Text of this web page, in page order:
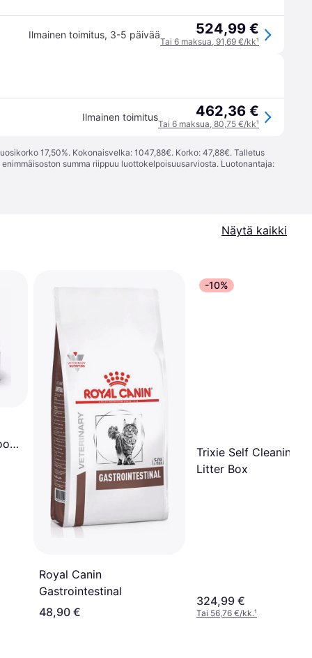
Ilmainen toimitus, 3-5 päivää 524,99 €
Tai 6 maksua, 91,69 €/kk¹
Ilmainen toimitus 462,36 €
Tai 6 maksua, 80,75 €/kk¹
17,50%. Kokonaisvelka: 1047,88€. Korko: 47,88€. Talletus
summa riippuu luottokelpoisuusarviosta. Luotonantaja:
Näytä kaikki
Royal Canin
Gastrointestinal
48,90 €
-10%
Trixie Self Cleaning
Litter Box
324,99 €
Tai 56,76 €/kk.¹